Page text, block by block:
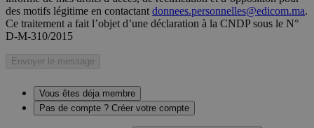
des motifs légitime en contactant donnees.personnelles@edicom.ma.
Ce traitement a fait l’objet d’une déclaration à la CNDP sous le N°
D-M-310/2015
Envoyer le message
Vous êtes déja membre
Pas de compte ? Créer votre compte